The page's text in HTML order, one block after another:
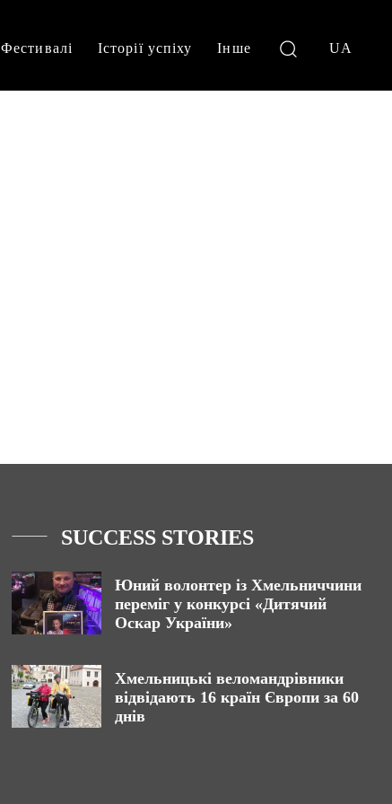
Фестивалі Історії успіху Інше UA
SUCCESS STORIES
Юний волонтер із Хмельниччини
переміг у конкурсі «Дитячий
Оскар України»
Хмельницькі веломандрівники
відвідають 16 країн Європи за 60
днів